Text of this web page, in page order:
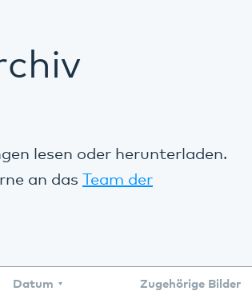
lesen oder herunterladen.
an das
Team der
Datum Zugehörige Bilder